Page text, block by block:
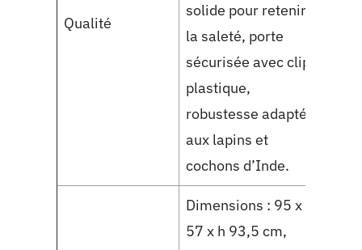
Qualité
solide pour retenir
la saleté, porte
sécurisée avec clip
plastique,
robustesse adaptée
aux lapins et
cochons d’Inde.
Dimensions : 95 x
57 x h 93,5 cm,